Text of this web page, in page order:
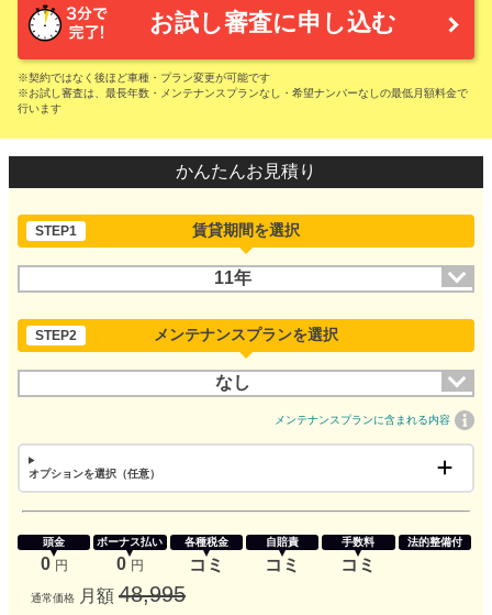
お試し審査に申し込む
※契約ではなく後ほど車種・プラン変更が可能です
※お試し審査は、最長年数・メンテナンスプランなし・希望ナンバーなしの最低月額料金で
行います
かんたんお見積り
STEP1 賃貸期間を選択
11年
STEP2 メンテナンスプランを選択
なし
メンテナンスプランに含まれる内容
オプションを選択（任意）
頭金
0 円
ボーナス払い
0 円
各種税金
コミ
自賠責
コミ
手数料
コミ
法的整備付
通常価格 月額 48,995